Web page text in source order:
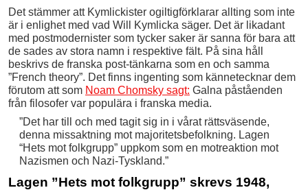
Det stämmer att Kymlickister ogiltigförklarar allting som inte
är i enlighet med vad Will Kymlicka säger. Det är likadant
med postmodernister som tycker saker är sanna för bara att
de sades av stora namn i respektive fält. På sina håll
beskrivs de franska post-tänkarna som en och samma
”French theory”. Det finns ingenting som kännetecknar dem
förutom att som Noam Chomsky sagt: Galna påståenden
från filosofer var populära i franska media.
”Det har till och med tagit sig in i vårat rättsväsende,
denna missaktning mot majoritetsbefolkning. Lagen
“Hets mot folkgrupp” uppkom som en motreaktion mot
Nazismen och Nazi-Tyskland.”
Lagen ”Hets mot folkgrupp” skrevs 1948,